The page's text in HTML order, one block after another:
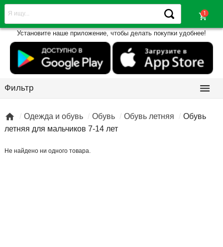
shopping_cart
Установите наше приложение, чтобы делать покупки удобнее!
Фильтр 
 Одежда и обувь Обувь Обувь летняя
Обувь
летняя для мальчиков 7-14 лет
Не найдено ни одного товара.